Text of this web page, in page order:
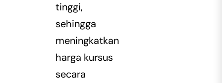
tinggi,
sehingga
meningkatkan
harga kursus
secara